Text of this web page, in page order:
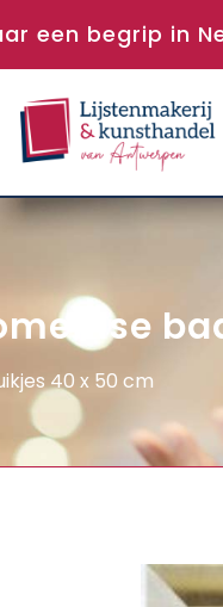
een begrip in
40 x 50 cm